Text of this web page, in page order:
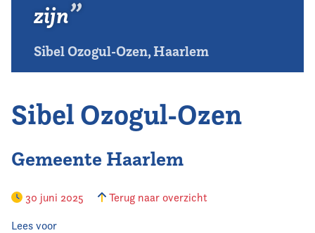
zijn
Sibel Ozogul-Ozen, Haarlem
Sibel Ozogul-Ozen
Gemeente Haarlem
30 juni 2025 Terug naar overzicht
Lees voor